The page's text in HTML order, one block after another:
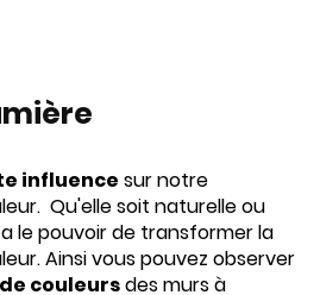
influence sur notre
Qu'elle soit naturelle ou
le pouvoir de transformer la
Ainsi vous pouvez observer
couleursdes murs à